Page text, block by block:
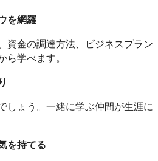
を網羅
の調達方法、ビジネスプラン
学べます。
しょう。一緒に学ぶ仲間が生涯に
を持てる